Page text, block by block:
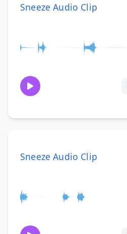
Sneeze Audio Clip
Sneeze Audio Clip